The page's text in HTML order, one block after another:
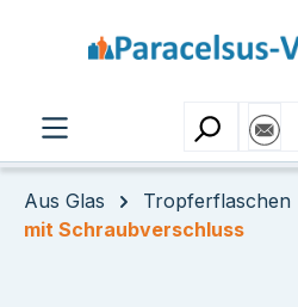
Aus Glas Tropferflaschen
mit Schraubverschluss